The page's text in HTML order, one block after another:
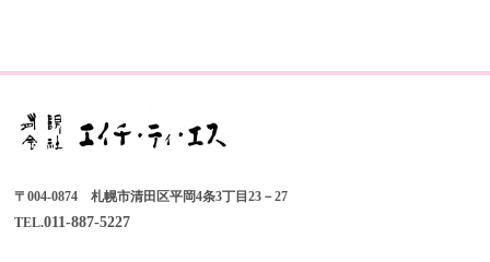
〒004-0874 札幌市清田区平岡4条3丁目23－27
TEL.011-887-5227